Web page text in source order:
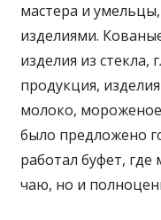
мастера и
изделиями.
изделия из стекла,
продукция,
молоко,
было предложено
работал буфет,
чаю, но и